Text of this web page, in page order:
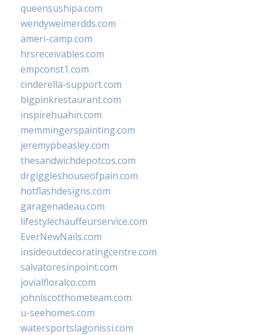
queensushipa.com
wendyweimerdds.com
ameri-camp.com
hrsreceivables.com
empconst1.com
cinderella-support.com
bigpinkrestaurant.com
inspirehuahin.com
memmingerspainting.com
jeremypbeasley.com
thesandwichdepotcos.com
drgiggleshouseofpain.com
hotflashdesigns.com
garagenadeau.com
lifestylechauffeurservice.com
EverNewNails.com
insideoutdecoratingcentre.com
salvatoresinpoint.com
jovialfloralco.com
johnlscotthometeam.com
u-seehomes.com
watersportslagonissi.com